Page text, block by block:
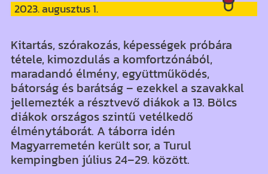
2023. augusztus 1.
Kitartás, szórakozás, képességek próbára
tétele, kimozdulás a komfortzónából,
maradandó élmény, együttműködés,
bátorság és barátság – ezekkel a szavakkal
jellemezték a résztvevő diákok a 13. Bölcs
diákok országos szintű vetélkedő
élménytáborát. A táborra idén
Magyarremetén került sor, a Turul
kempingben július 24–29. között.